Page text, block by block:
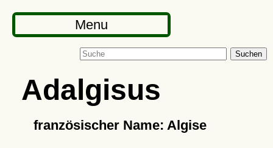
Menu
Suchen
Adalgisus
französischer Name: Algise